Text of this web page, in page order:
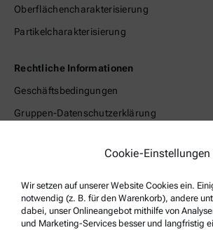
Oberflächencharakterisierung
Partikelcharakterisierung
Rechtliche Informationen
Geschäftsbedingungen
Gruppen-Datenschutzerklärung
Nutzungsbedingungen
Markennamen
Hinweisgebersystem
Cookie-Einstellungen
Wir setzen auf unserer Website Cookies ein.
notwendig (z. B. für den Warenkorb), andere
dabei, unser Onlineangebot mithilfe von
und Marketing-Services besser und langfristig